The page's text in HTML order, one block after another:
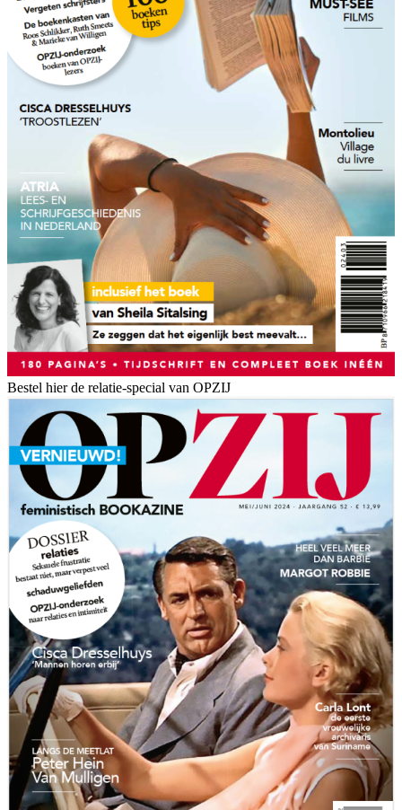
Bestel hier de relatie-special van OPZIJ